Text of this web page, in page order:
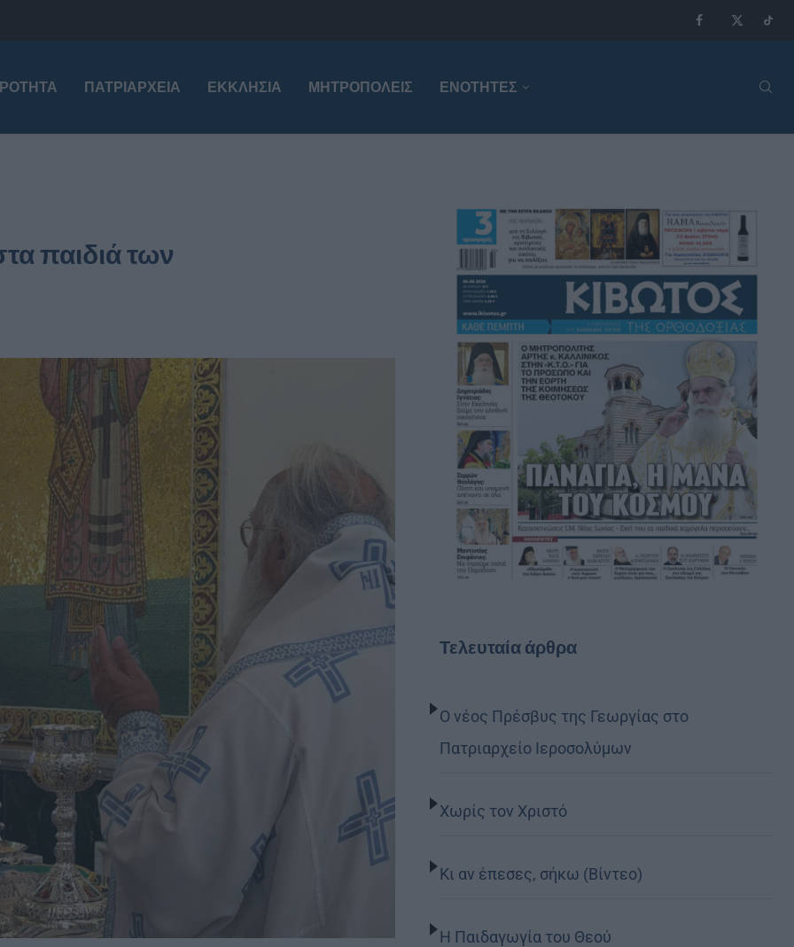
ΠΑΤΡΙΑΡΧΕΊΑ ΕΚΚΛΗΣΊΑ ΜΗΤΡΟΠΌΛΕΙΣ ΕΝΟΤΗΤΕΣ
παιδιά των
Τελευταία άρθρα
Ο νέος Πρέσβυς της Γεωργίας στο
Πατριαρχείο Ιεροσολύμων
Χωρίς τον Χριστό
Κι αν έπεσες, σήκω (Βίντεο)
Η Παιδαγωγία του Θεού